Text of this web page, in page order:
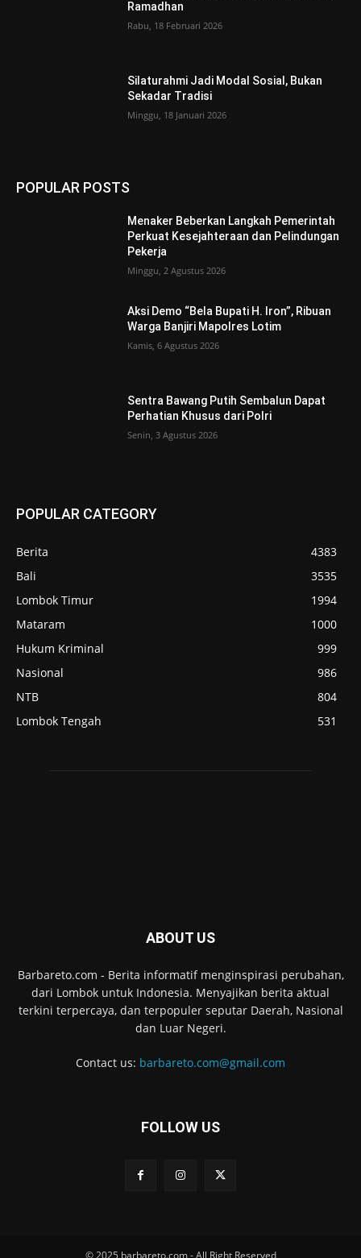
Ramadhan
Rabu, 18 Februari 2026
Silaturahmi Jadi Modal Sosial, Bukan
Sekadar Tradisi
Minggu, 18 Januari 2026
POPULAR POSTS
Menaker Beberkan Langkah Pemerintah
Perkuat Kesejahteraan dan Pelindungan
Pekerja
Minggu, 2 Agustus 2026
Aksi Demo “Bela Bupati H. Iron”, Ribuan
Warga Banjiri Mapolres Lotim
Kamis, 6 Agustus 2026
Sentra Bawang Putih Sembalun Dapat
Perhatian Khusus dari Polri
Senin, 3 Agustus 2026
POPULAR CATEGORY
Berita
4383
Bali
3535
Lombok Timur
1994
Mataram
1000
Hukum Kriminal
999
Nasional
986
NTB
804
Lombok Tengah
531
ABOUT US
Barbareto.com - Berita informatif menginspirasi perubahan,
dari Lombok untuk Indonesia. Menyajikan berita aktual
terkini terpercaya, dan terpopuler seputar Daerah, Nasional
dan Luar Negeri.
Contact us: barbareto.com@gmail.com
FOLLOW US
© 2025 barbareto.com - All Right Reserved